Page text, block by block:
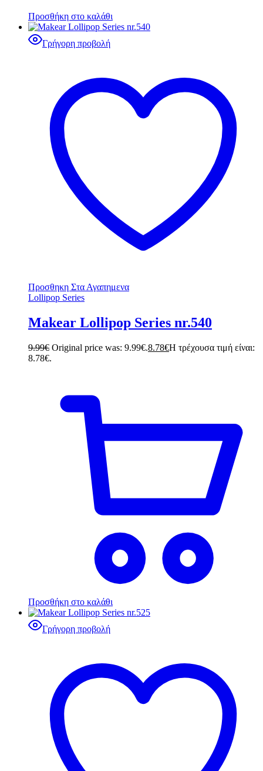
Προσθήκη στο καλάθι
Γρήγορη προβολή
Προσθηκη Στα Αγαπημενα
Lollipop Series
Makear Lollipop Series nr.540
9.99€ Original price was: 9.99€.8.78€Η τρέχουσα τιμή είναι:
8.78€.
Προσθήκη στο καλάθι
Γρήγορη προβολή